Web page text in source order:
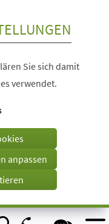
Sie sich damit
verwendet.
anpassen